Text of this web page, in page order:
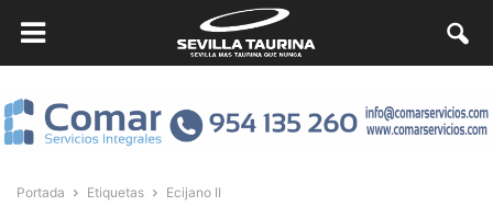
Portada Etiquetas Ecijano II